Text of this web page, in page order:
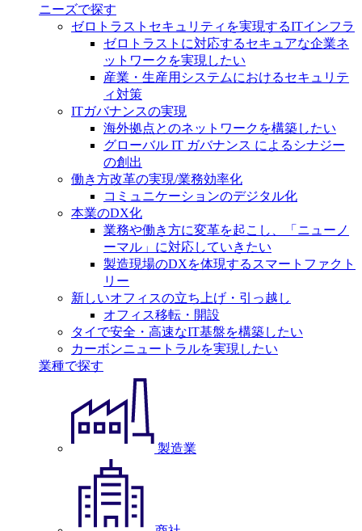
ニーズで探す
ゼロトラストセキュリティを実現するITインフラ
ゼロトラストに対応するセキュアな企業ネ
ットワークを実現したい
産業・生産用システムにおけるセキュリテ
ィ対策
ITガバナンスの実現
海外拠点とのネットワークを構築したい
グローバル IT ガバナンス によるシナジー
の創出
働き方改革の実現/業務効率化
コミュニケーションのデジタル化
本業のDX化
業務や働き方に変革を起こし、「ニューノ
ーマル」に対応していきたい
製造現場のDXを体現するスマートファクト
リー
新しいオフィスの立ち上げ・引っ越し
オフィス移転・開設
タイで安全・高速なIT基盤を構築したい
カーボンニュートラルを実現したい
業種で探す
製造業